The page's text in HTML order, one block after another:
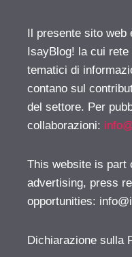
Il presente sito web
IsayBlog! la cui
tematici di
contano sul
del settore. Per
collaborazioni:
This website is part
advertising, press
opportunities:
Dichiarazione sulla